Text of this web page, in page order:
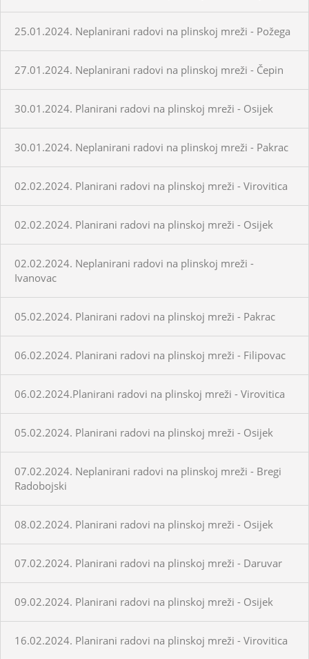
25.01.2024. Neplanirani radovi na plinskoj mreži - Požega
27.01.2024. Neplanirani radovi na plinskoj mreži - Čepin
30.01.2024. Planirani radovi na plinskoj mreži - Osijek
30.01.2024. Neplanirani radovi na plinskoj mreži - Pakrac
02.02.2024. Planirani radovi na plinskoj mreži - Virovitica
02.02.2024. Planirani radovi na plinskoj mreži - Osijek
02.02.2024. Neplanirani radovi na plinskoj mreži -
Ivanovac
05.02.2024. Planirani radovi na plinskoj mreži - Pakrac
06.02.2024. Planirani radovi na plinskoj mreži - Filipovac
06.02.2024.Planirani radovi na plinskoj mreži - Virovitica
05.02.2024. Planirani radovi na plinskoj mreži - Osijek
07.02.2024. Neplanirani radovi na plinskoj mreži - Bregi
Radobojski
08.02.2024. Planirani radovi na plinskoj mreži - Osijek
07.02.2024. Planirani radovi na plinskoj mreži - Daruvar
09.02.2024. Planirani radovi na plinskoj mreži - Osijek
16.02.2024. Planirani radovi na plinskoj mreži - Virovitica